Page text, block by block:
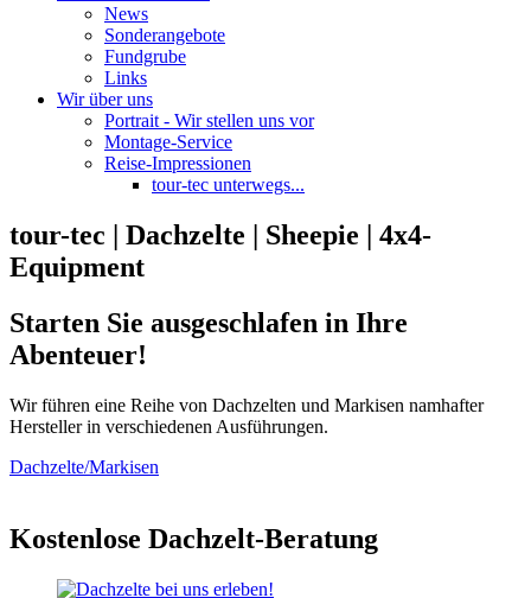
News
Sonderangebote
Fundgrube
Links
Wir über uns
Portrait - Wir stellen uns vor
Montage-Service
Reise-Impressionen
tour-tec unterwegs...
tour-tec | Dachzelte | Sheepie | 4x4-
Equipment
Starten Sie ausgeschlafen in Ihre
Abenteuer!
Wir führen eine Reihe von Dachzelten und Markisen namhafter
Hersteller in verschiedenen Ausführungen.
Dachzelte/Markisen
Kostenlose Dachzelt-Beratung